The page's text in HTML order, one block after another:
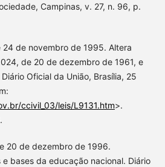
Campinas, v. 27, n. 96, p.
24 de novembro de 1995. Altera
de 20 de dezembro de 1961, e
Oficial da União, Brasília, 25
ccivil_03/leis/L9131.htm>.
20 de dezembro de 1996.
bases da educação nacional. Diário